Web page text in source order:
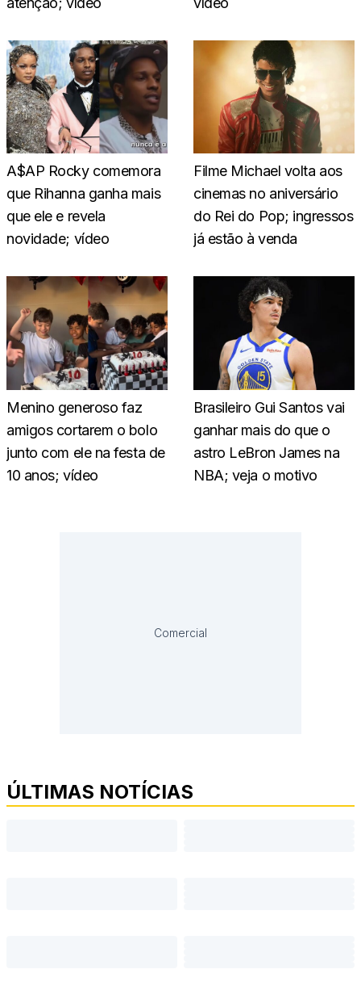
A$AP Rocky comemora
que Rihanna ganha mais
que ele e revela
novidade; vídeo
Filme Michael volta aos
cinemas no aniversário
do Rei do Pop; ingressos
já estão à venda
Menino generoso faz
amigos cortarem o bolo
junto com ele na festa de
10 anos; vídeo
Brasileiro Gui Santos vai
ganhar mais do que o
astro LeBron James na
NBA; veja o motivo
Comercial
ÚLTIMAS NOTÍCIAS